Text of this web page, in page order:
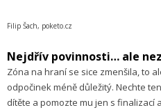
Filip Šach, poketo.cz
Nejdřív povinnosti… ale
Zóna na hraní se sice zmenšila, to
odpočinek méně důležitý. Nechte
dítěte a pomozte mu jen s finalizací